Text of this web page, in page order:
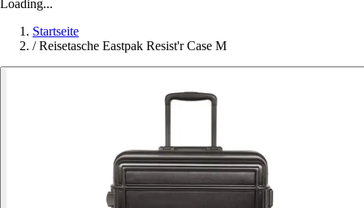
Loading...
Startseite
/ Reisetasche Eastpak Resist'r Case M